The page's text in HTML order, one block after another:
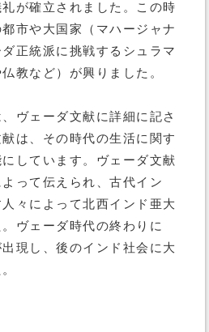
が確立されました。この時
市や大国家（マハージャナ
正統派に挑戦するシュラマ
教など）が興りました。
ヴェーダ文献に詳細に記さ
は、その時代の生活に関す
しています。ヴェーダ文献
って伝えられ、古代イン
々によって北西インド亜大
ヴェーダ時代の終わりに
現し、後のインド社会に大